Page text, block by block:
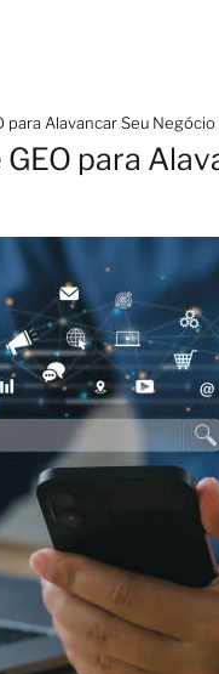
para Alavancar Seu
para